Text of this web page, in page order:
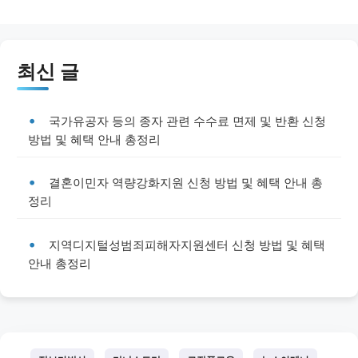
최신 글
국가유공자 등의 종자 관련 수수료 면제 및 반환 신청
방법 및 혜택 안내 총정리
결혼이민자 역량강화지원 신청 방법 및 혜택 안내 총
정리
지역디지털성범죄피해자지원센터 신청 방법 및 혜택
안내 총정리